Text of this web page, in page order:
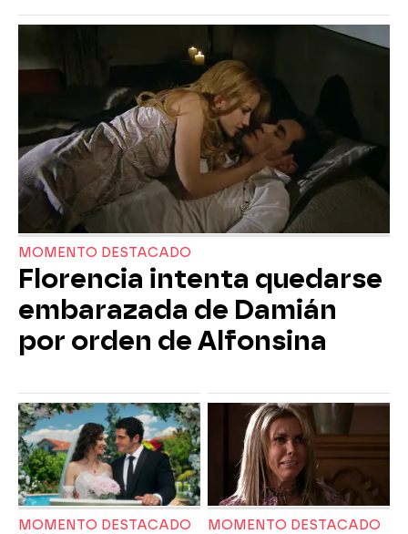
MOMENTO DESTACADO
Florencia intenta quedarse
embarazada de Damián
por orden de Alfonsina
MOMENTO DESTACADO MOMENTO DESTACADO